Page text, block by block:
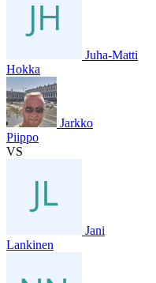
Juha-Matti
Hokka
Jarkko
Piippo
VS
Jani
Lankinen